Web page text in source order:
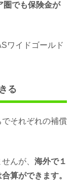
圏でも保険金が
ワイドゴールド
る
それぞれの補償
んが、 海外で１
算ができます。